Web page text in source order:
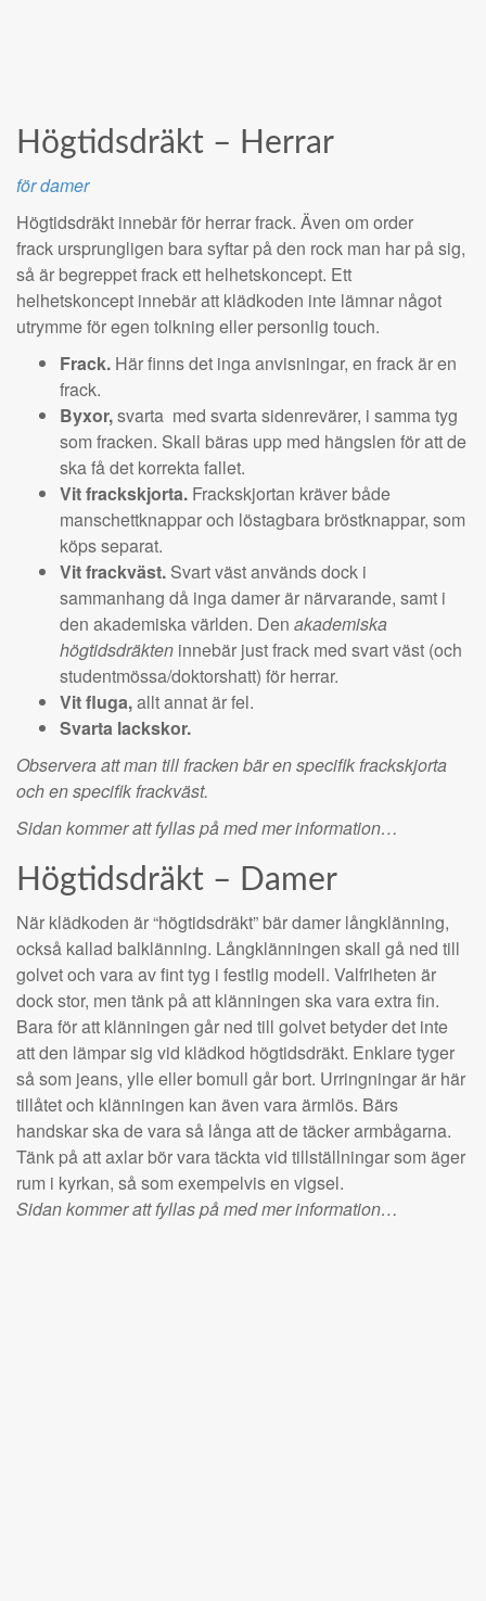
Högtidsdräkt – Herrar
för damer
Högtidsdräkt innebär för herrar frack. Även om order
frack ursprungligen bara syftar på den rock man har på sig,
så är begreppet frack ett helhetskoncept. Ett
helhetskoncept innebär att klädkoden inte lämnar något
utrymme för egen tolkning eller personlig touch.
Frack. Här finns det inga anvisningar, en frack är en
frack.
Byxor,svarta med svarta sidenrevärer, i samma tyg
som fracken. Skall bäras upp med hängslen för att de
ska få det korrekta fallet.
Vit frackskjorta. Frackskjortan kräver både
manschettknappar och löstagbara bröstknappar, som
köps separat.
Vit frackväst. Svart väst används dock i
sammanhang då inga damer är närvarande, samt i
den akademiska världen. Den akademiska
högtidsdräkten innebär just frack med svart väst (och
studentmössa/doktorshatt) för herrar.
Vit fluga,allt annat är fel.
Svarta lackskor.
Observera att man till fracken bär en specifik frackskjorta
och en specifik frackväst.
Sidan kommer att fyllas på med mer information…
Högtidsdräkt – Damer
När klädkoden är “högtidsdräkt” bär damer långklänning,
också kallad balklänning. Långklänningen skall gå ned till
golvet och vara av fint tyg i festlig modell. Valfriheten är
dock stor, men tänk på att klänningen ska vara extra fin.
Bara för att klänningen går ned till golvet betyder det inte
att den lämpar sig vid klädkod högtidsdräkt. Enklare tyger
så som jeans, ylle eller bomull går bort. Urringningar är här
tillåtet och klänningen kan även vara ärmlös. Bärs
handskar ska de vara så långa att de täcker armbågarna.
Tänk på att axlar bör vara täckta vid tillställningar som äger
rum i kyrkan, så som exempelvis en vigsel.
Sidan kommer att fyllas på med mer information…